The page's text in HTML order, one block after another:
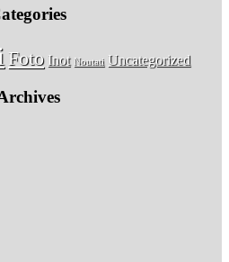
Foto Inot Noutati Uncategorized